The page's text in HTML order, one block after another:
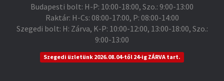
Budapesti bolt: H-P: 10:00-18:00, Szo.: 9:00-13:00
Raktár: H-Cs: 08:00-17:00, P: 08:00-14:00
Szegedi bolt: H: Zárva, K-P: 10:00-12:00, 13:00-18:00, Szo.:
9:00-13:00
Szegedi üzletünk 2026.08.04-től 24-ig ZÁRVA tart.